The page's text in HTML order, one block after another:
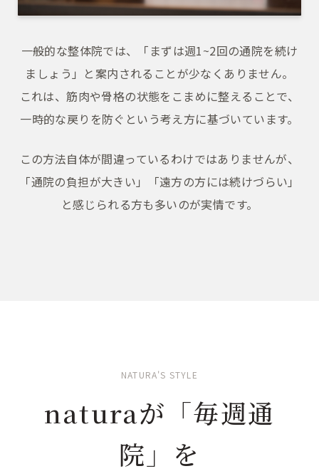
一般的な整体院では、「まずは週1~2回の通院を続け
ましょう」と案内されることが少なくありません。
これは、筋肉や骨格の状態をこまめに整えることで、
一時的な戻りを防ぐという考え方に基づいています。
この方法自体が間違っているわけではありませんが、
「通院の負担が大きい」「遠方の方には続けづらい」
と感じられる方も多いのが実情です。
NATURA'S STYLE
naturaが「毎週通
院」を